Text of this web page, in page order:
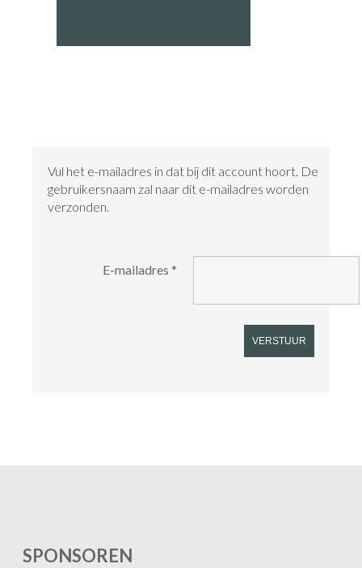
Vul het e-mailadres in dat bij dit account hoort. De
gebruikersnaam zal naar dit e-mailadres worden
verzonden.
E-mailadres *
VERSTUUR
SPONSOREN